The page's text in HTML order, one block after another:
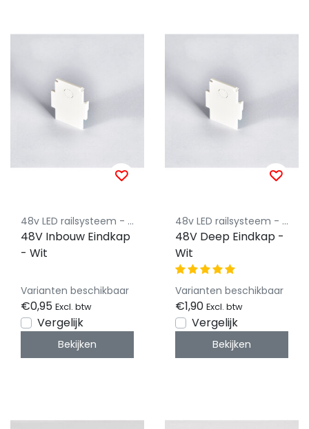
48v LED railsysteem - Powergear
48V Inbouw Eindkap
- Wit
Varianten beschikbaar
€0,95 Excl. btw
Vergelijk
Bekijken
48v LED railsysteem - Powergear
48V Deep Eindkap -
Wit
Varianten beschikbaar
€1,90 Excl. btw
Vergelijk
Bekijken